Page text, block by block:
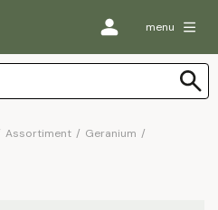
menu
Assortiment / Geranium /